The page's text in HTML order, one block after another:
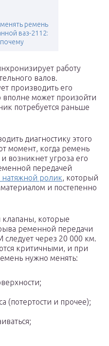
ремень
ваз-2112:
почему
работу
валов.
производить его
вполне может произойти
потребуется раньше
диагностику этого
момент, когда ремень
возникнет угроза его
передачей
натяжной ролик, который
и постепенно
которые
ременной передачи
через 20 000 км.
критичными, и при
нужно менять:
(потертости и прочее);